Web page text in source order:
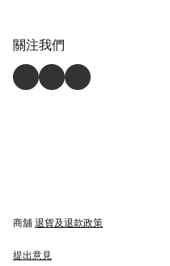
關注我們
商舖 退貨及退款政策
提出意見